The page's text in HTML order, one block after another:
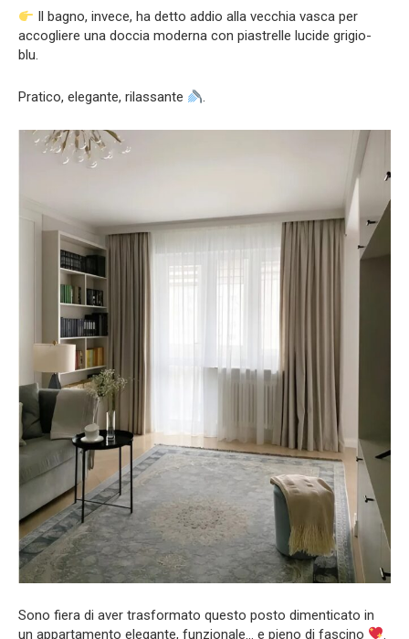
Il bagno, invece, ha detto addio alla vecchia vasca per
accogliere una doccia moderna con piastrelle lucide grigio-
blu.
Pratico, elegante, rilassante .
Sono fiera di aver trasformato questo posto dimenticato in
un appartamento elegante, funzionale… e pieno di fascino